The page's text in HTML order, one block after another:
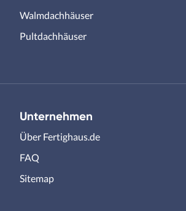
Walmdachhäuser
Pultdachhäuser
Unternehmen
Über Fertighaus.de
FAQ
Sitemap